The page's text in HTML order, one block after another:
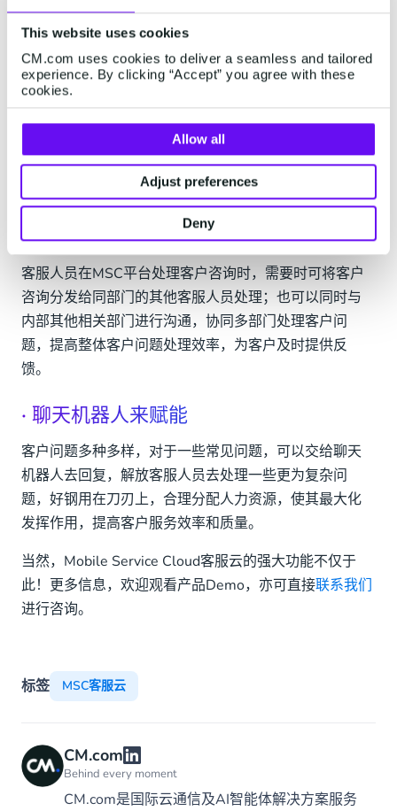
This website uses cookies
CM.com uses cookies to deliver a seamless and tailored
experience. By clicking “Accept” you agree with these
cookies.
Allow all
Adjust preferences
Deny
· 个性化互动更贴心
合，完善客户画像。品牌可以基于这些客户数据，提供
个性化的服务，进行个性化的互动，千人千面，为客户
提供他们真正需要和有可能需要的产品或提供相关优惠
活动，有效地提高其购买意愿，促进转化。在后续的客
户服务中也可以进行参考，以提供更为贴心周到的服
务，提高客户对品牌的好感度。
· 部门协作不再难
客服人员在MSC平台处理客户咨询时，需要时可将客户
咨询分发给同部门的其他客服人员处理；也可以同时与
内部其他相关部门进行沟通，协同多部门处理客户问
题，提高整体客户问题处理效率，为客户及时提供反
馈。
· 聊天机器人来赋能
客户问题多种多样，对于一些常见问题，可以交给聊天
机器人去回复，解放客服人员去处理一些更为复杂问
题，好钢用在刀刃上，合理分配人力资源，使其最大化
发挥作用，提高客户服务效率和质量。
当然，Mobile Service Cloud客服云的强大功能不仅于
此！更多信息，欢迎观看产品Demo，亦可直接联系我们
进行咨询。
标签 MSC客服云
CM.com
Behind every moment
CM.com是国际云通信及AI智能体解决方案服务